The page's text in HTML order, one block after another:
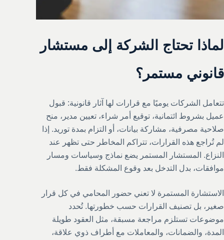
لماذا تحتاج الشركة إلى مستشار
قانوني مستمر؟
تتعامل الشركات يوميًا مع قرارات لها آثار قانونية: قبول
عميل بشروط ائتمانية، توقيع أمر شراء، تعيين مدير، منح
صلاحية مصرفية، مشاركة بيانات، أو التزام بمدة توريد. إذا
لم تُراجع هذه القرارات، تتراكم المخاطر حتى تظهر عند
النزاع. المستشار المستمر يضع نماذج وسياسات ومسار
موافقات، بدل التدخل بعد وقوع المشكلة فقط.
الاستشارة المستمرة لا تعني حضور المحامي في كل قرار
صغير، بل تصنيف القرارات حسب خطورتها. تُحدد
موضوعات تستلزم مراجعة مسبقة، مثل العقود طويلة
المدة، والضمانات، والمعاملات مع أطراف ذوي علاقة،